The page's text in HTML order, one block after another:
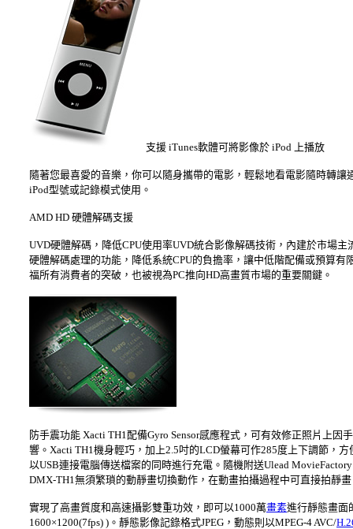
支援 iTunes軟體可將影像於 iPod 上播放
隨著您最喜愛的音樂，你可以隨身攜帶的電影，輕鬆地看電影隨時轉
iPod型號或記錄模式使用。
AMD HD 硬體解碼支援
UVD硬體解碼，降低CPU使用率UVD統合影像解碼技術，內建於市場
硬體解碼處理的功能，降低系統CPU的負擔率，讓中低階配備或預算
福所有消費者的突破，也被視為PC推向HD高畫質市場的重要關鍵。
防手震功能 Xacti TH1配備Gyro Sensor感應程式，可有效修正照片上
響。Xacti TH1機身輕巧，加上2.5吋的LCD螢幕可作285度上下調節，
以USB連接電腦傳送檔案的同時進行充電。隨機附送Ulead
DMX-TH1無須繁瑣的動靜畫切換動作，在動畫拍攝過程中可直接拍靜
實現了高畫質度和高速攝影雙重功效，即可以1000萬畫素進行靜態畫面
1600×1200(7fps) )。靜態影像記錄格式JPEG，動態則以MPEG-4 AVC/